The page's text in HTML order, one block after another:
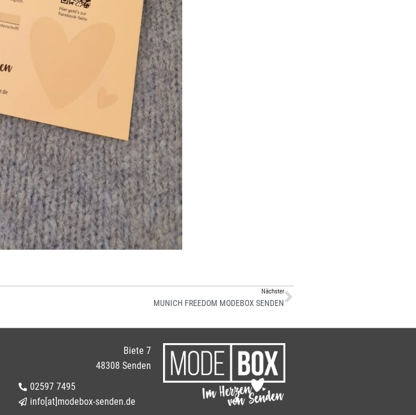
Nächster
MUNICH FREEDOM MODEBOX SENDEN
Biete 7
48308 Senden
02597 7495
info[at]modebox-senden.de